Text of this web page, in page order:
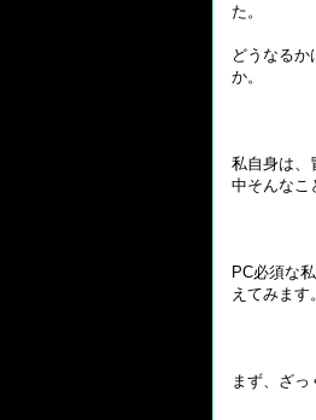
た。
どうなる
か。
私自身は、
中そんなこ
PC必須な
えてみます。
まず、ざっ